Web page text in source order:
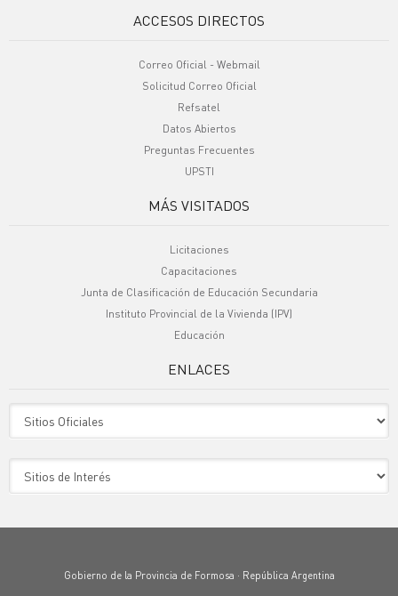
ACCESOS DIRECTOS
Correo Oficial - Webmail
Solicitud Correo Oficial
Refsatel
Datos Abiertos
Preguntas Frecuentes
UPSTI
MÁS VISITADOS
Licitaciones
Capacitaciones
Junta de Clasificación de Educación Secundaria
Instituto Provincial de la Vivienda (IPV)
Educación
ENLACES
Gobierno de la Provincia de Formosa · República Argentina